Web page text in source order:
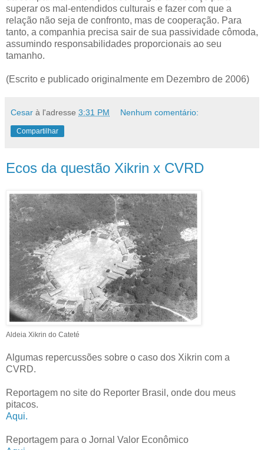
superar os mal-entendidos culturais e fazer com que a
relação não seja de confronto, mas de cooperação. Para
tanto, a companhia precisa sair de sua passividade cômoda,
assumindo responsabilidades proporcionais ao seu
tamanho.
(Escrito e publicado originalmente em Dezembro de 2006)
Cesar à l'adresse 3:31 PM Nenhum comentário:
Compartilhar
Ecos da questão Xikrin x CVRD
Aldeia Xikrin do Cateté
Algumas repercussões sobre o caso dos Xikrin com a
CVRD.
Reportagem no site do Reporter Brasil, onde dou meus
pitacos.
Aqui.
Reportagem para o Jornal Valor Econômico